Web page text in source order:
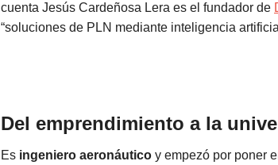
cuenta Jesús Cardeñosa Lera es el fundador de
“soluciones de PLN mediante inteligencia
Del emprendimiento a la
Es ingeniero aeronáutico y empezó por poner